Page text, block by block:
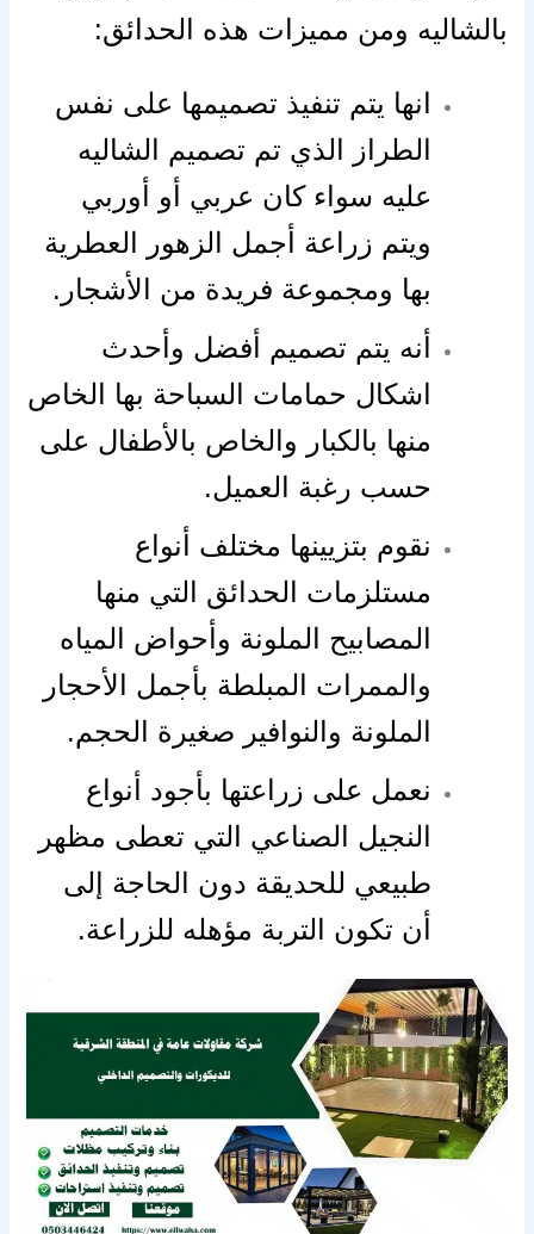
بالشاليه ومن مميزات هذه الحدائق:
انها يتم تنفيذ تصميمها على نفس
الطراز الذي تم تصميم الشاليه
عليه سواء كان عربي أو أوربي
ويتم زراعة أجمل الزهور العطرية
بها ومجموعة فريدة من الأشجار.
أنه يتم تصميم أفضل وأحدث
اشكال حمامات السباحة بها الخاص
منها بالكبار والخاص بالأطفال على
حسب رغبة العميل.
نقوم بتزيينها مختلف أنواع
مستلزمات الحدائق التي منها
المصابيح الملونة وأحواض المياه
والممرات المبلطة بأجمل الأحجار
الملونة والنوافير صغيرة الحجم.
نعمل على زراعتها بأجود أنواع
النجيل الصناعي التي تعطى مظهر
طبيعي للحديقة دون الحاجة إلى
أن تكون التربة مؤهله للزراعة.